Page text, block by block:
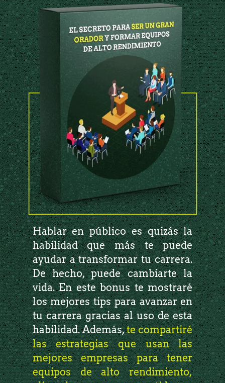
Hablar en público es quizás la
habilidad que más te puede
ayudar a transformar tu carrera.
De hecho, puede cambiarte la
vida. En este bonus te mostraré
los mejores tips para avanzar en
tu carrera gracias al uso de esta
habilidad. Además,te compartiré
las estrategias que usan las
mejores empresas para tener
equipos de alto rendimiento,